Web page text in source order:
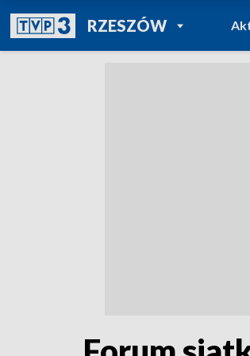
RZESZÓWPOWRÓT DO
TVP REGIONY